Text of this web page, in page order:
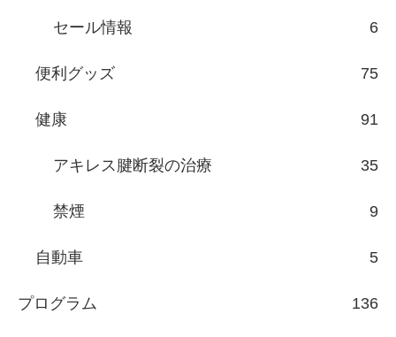
セール情報 6
便利グッズ 75
健康 91
アキレス腱断裂の治療 35
禁煙 9
自動車 5
プログラム 136